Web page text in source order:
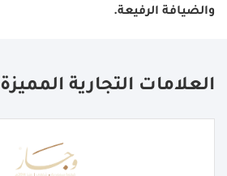
والضيافة الرفيعة.
العلامات التجارية المميزة